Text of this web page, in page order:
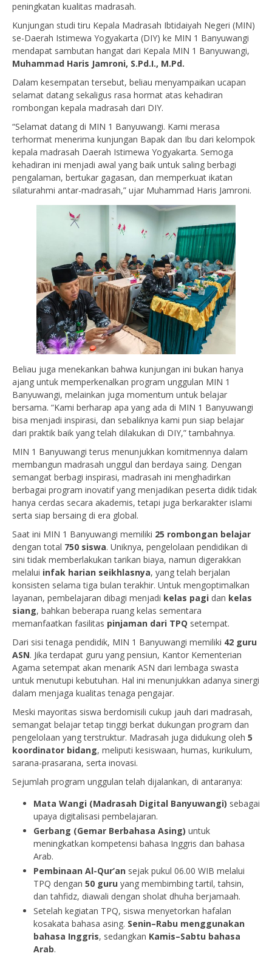
peningkatan kualitas madrasah.
Kunjungan studi tiru Kepala Madrasah Ibtidaiyah Negeri (MIN)
se-Daerah Istimewa Yogyakarta (DIY) ke MIN 1 Banyuwangi
mendapat sambutan hangat dari Kepala MIN 1 Banyuwangi,
Muhammad Haris Jamroni, S.Pd.I., M.Pd.
Dalam kesempatan tersebut, beliau menyampaikan ucapan
selamat datang sekaligus rasa hormat atas kehadiran
rombongan kepala madrasah dari DIY.
“Selamat datang di MIN 1 Banyuwangi. Kami merasa
terhormat menerima kunjungan Bapak dan Ibu dari kelompok
kepala madrasah Daerah Istimewa Yogyakarta. Semoga
kehadiran ini menjadi awal yang baik untuk saling berbagi
pengalaman, bertukar gagasan, dan memperkuat ikatan
silaturahmi antar-madrasah,” ujar Muhammad Haris Jamroni.
Beliau juga menekankan bahwa kunjungan ini bukan hanya
ajang untuk memperkenalkan program unggulan MIN 1
Banyuwangi, melainkan juga momentum untuk belajar
bersama. “Kami berharap apa yang ada di MIN 1 Banyuwangi
bisa menjadi inspirasi, dan sebaliknya kami pun siap belajar
dari praktik baik yang telah dilakukan di DIY,” tambahnya.
MIN 1 Banyuwangi terus menunjukkan komitmennya dalam
membangun madrasah unggul dan berdaya saing. Dengan
semangat berbagi inspirasi, madrasah ini menghadirkan
berbagai program inovatif yang menjadikan peserta didik tidak
hanya cerdas secara akademis, tetapi juga berkarakter islami
serta siap bersaing di era global.
Saat ini MIN 1 Banyuwangi memiliki 25 rombongan belajar
dengan total 750 siswa. Uniknya, pengelolaan pendidikan di
sini tidak memberlakukan tarikan biaya, namun digerakkan
melalui infak harian seikhlasnya, yang telah berjalan
konsisten selama tiga bulan terakhir. Untuk mengoptimalkan
layanan, pembelajaran dibagi menjadi kelas pagi dan kelas
siang, bahkan beberapa ruang kelas sementara
memanfaatkan fasilitas pinjaman dari TPQ setempat.
Dari sisi tenaga pendidik, MIN 1 Banyuwangi memiliki 42 guru
ASN. Jika terdapat guru yang pensiun, Kantor Kementerian
Agama setempat akan menarik ASN dari lembaga swasta
untuk menutupi kebutuhan. Hal ini menunjukkan adanya sinergi
dalam menjaga kualitas tenaga pengajar.
Meski mayoritas siswa berdomisili cukup jauh dari madrasah,
semangat belajar tetap tinggi berkat dukungan program dan
pengelolaan yang terstruktur. Madrasah juga didukung oleh 5
koordinator bidang, meliputi kesiswaan, humas, kurikulum,
sarana-prasarana, serta inovasi.
Sejumlah program unggulan telah dijalankan, di antaranya:
Mata Wangi (Madrasah Digital Banyuwangi) sebagai
upaya digitalisasi pembelajaran.
Gerbang (Gemar Berbahasa Asing) untuk
meningkatkan kompetensi bahasa Inggris dan bahasa
Arab.
Pembinaan Al-Qur’an sejak pukul 06.00 WIB melalui
TPQ dengan 50 guru yang membimbing tartil, tahsin,
dan tahfidz, diawali dengan sholat dhuha berjamaah.
Setelah kegiatan TPQ, siswa menyetorkan hafalan
kosakata bahasa asing. Senin–Rabu menggunakan
bahasa Inggris, sedangkan Kamis–Sabtu bahasa
Arab.